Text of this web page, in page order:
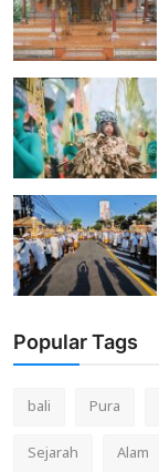
Popular Tags
bali Pura
Sejarah
Alam